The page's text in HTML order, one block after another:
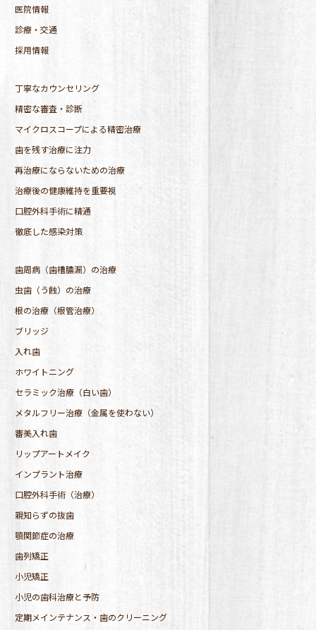
医院情報
診療・交通
採用情報
丁寧なカウンセリング
精密な審査・診断
マイクロスコープによる精密治療
歯を残す治療に注力
再治療にならないための治療
治療後の健康維持を重要視
口腔外科手術に精通
徹底した感染対策
歯周病（歯槽膿漏）の治療
虫歯（う蝕）の治療
根の治療（根管治療）
ブリッジ
入れ歯
ホワイトニング
セラミック治療（白い歯）
メタルフリー治療（金属を使わない）
審美入れ歯
リップアートメイク
インプラント治療
口腔外科手術（治療）
親知らずの抜歯
顎関節症の治療
歯列矯正
小児矯正
小児の歯科治療と予防
定期メインテナンス・歯のクリーニング